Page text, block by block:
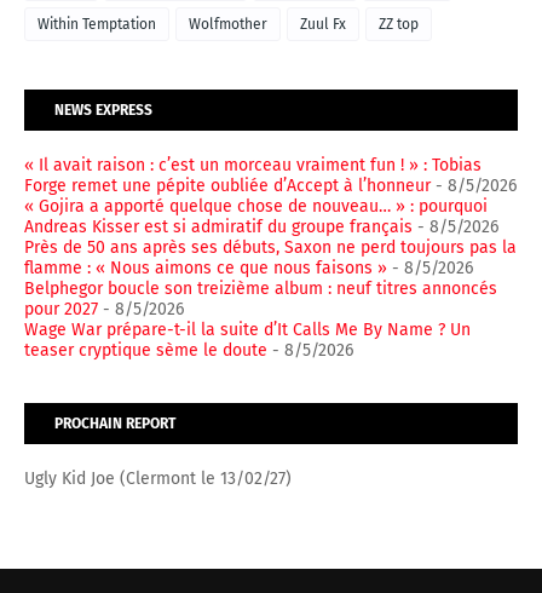
Within Temptation Wolfmother Zuul Fx ZZ top
NEWS EXPRESS
« Il avait raison : c’est un morceau vraiment fun ! » : Tobias
Forge remet une pépite oubliée d’Accept à l’honneur- 8/5/2026
« Gojira a apporté quelque chose de nouveau… » : pourquoi
Andreas Kisser est si admiratif du groupe français - 8/5/2026
Près de 50 ans après ses débuts, Saxon ne perd toujours pas la
flamme : « Nous aimons ce que nous faisons » - 8/5/2026
Belphegor boucle son treizième album : neuf titres annoncés
pour 2027 - 8/5/2026
Wage War prépare-t-il la suite d’It Calls Me By Name ? Un
teaser cryptique sème le doute - 8/5/2026
PROCHAIN REPORT
Ugly Kid Joe (Clermont le 13/02/27)